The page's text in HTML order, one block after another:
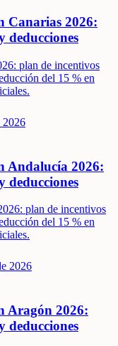
Canarias 2026:
deducciones
plan de incentivos
del 15 % en
2026
Andalucía 2026:
deducciones
plan de incentivos
del 15 % en
2026
Aragón 2026:
deducciones